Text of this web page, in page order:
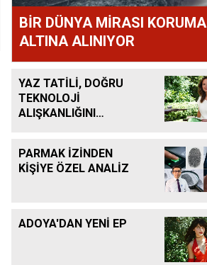
BİR DÜNYA MİRASI KORUMA
ALTINA ALINIYOR
YAZ TATİLİ, DOĞRU
TEKNOLOJİ
ALIŞKANLIĞINI
PARMAK İZİNDEN
KİŞİYE ÖZEL ANALİZ
ADOYA'DAN YENİ EP